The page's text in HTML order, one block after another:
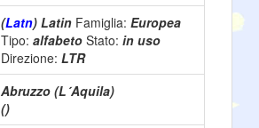
(Latn) Latin Famiglia: Europea
Tipo: alfabeto Stato: in uso
Direzione: LTR
Abruzzo (L´Aquila)
()